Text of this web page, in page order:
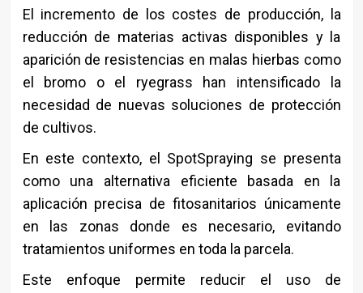
El incremento de los costes de producción, la
reducción de materias activas disponibles y la
aparición de resistencias en malas hierbas como
el bromo o el ryegrass han intensificado la
necesidad de nuevas soluciones de protección
de cultivos.
En este contexto, el SpotSpraying se presenta
como una alternativa eficiente basada en la
aplicación precisa de fitosanitarios únicamente
en las zonas donde es necesario, evitando
tratamientos uniformes en toda la parcela.
Este enfoque permite reducir el uso de